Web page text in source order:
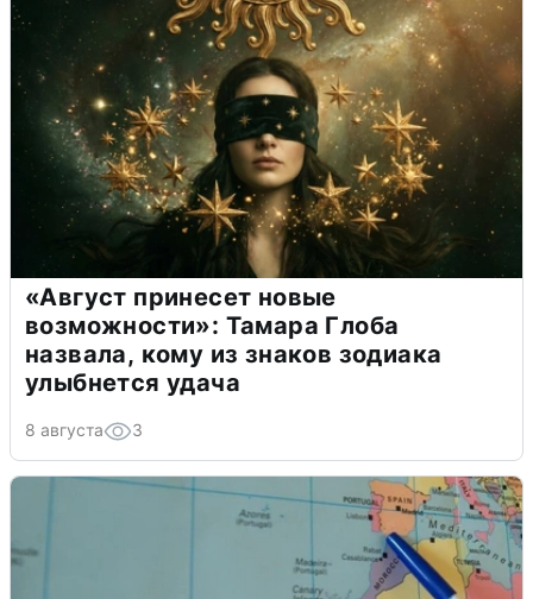
«Август принесет новые
возможности»: Тамара Глоба
назвала, кому из знаков зодиака
улыбнется удача
8 августа 3